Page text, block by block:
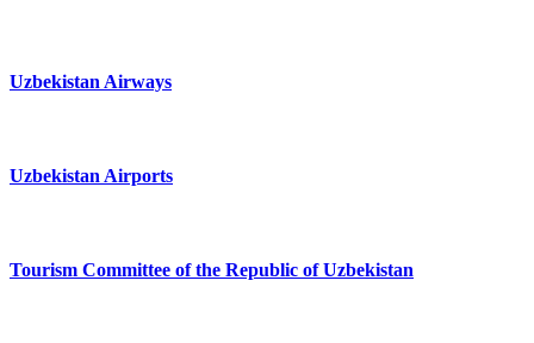
Uzbekistan Airways
Uzbekistan Airports
Tourism Committee of the Republic of Uzbekistan